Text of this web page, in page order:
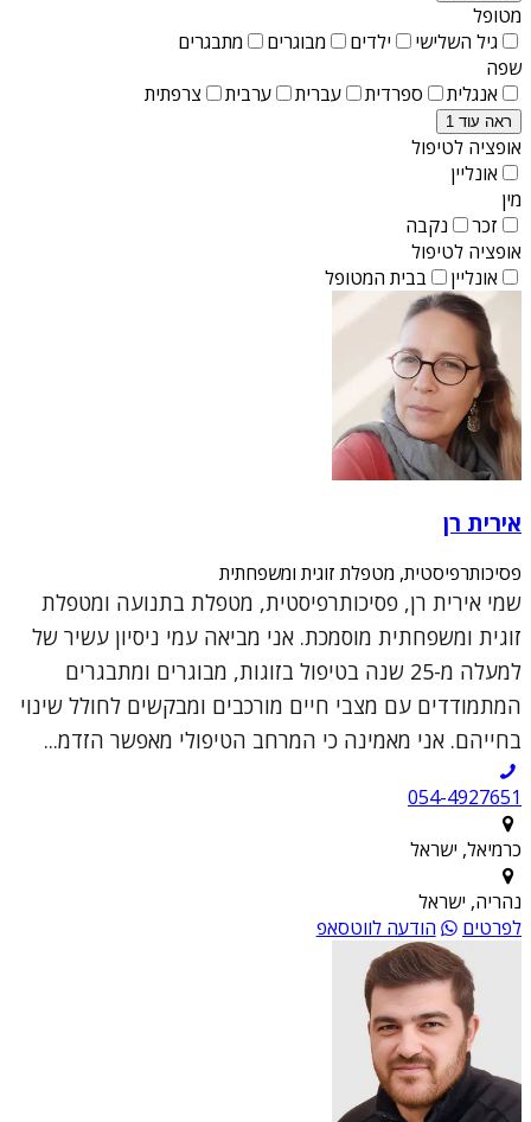
מטופל
גיל השלישי
ילדים מבוגרים
מתבגרים
שפה
אנגלית
ספרדית עברית ערבית צרפתית
ראה עוד 1
אופציה לטיפול
אונליין
מין
זכר
נקבה
אופציה לטיפול
אונליין
בבית המטופל
אירית רן
פסיכותרפיסטית, מטפלת זוגית ומשפחתית
שמי אירית רן, פסיכותרפיסטית, מטפלת בתנועה ומטפלת
זוגית ומשפחתית מוסמכת. אני מביאה עמי ניסיון עשיר של
למעלה מ-25 שנה בטיפול בזוגות, מבוגרים ומתבגרים
המתמודדים עם מצבי חיים מורכבים ומבקשים לחולל שינוי
בחייהם. אני מאמינה כי המרחב הטיפולי מאפשר הזדמ...
054-4927651
כרמיאל, ישראל
נהריה, ישראל
לפרטים
הודעה לווטסאפ